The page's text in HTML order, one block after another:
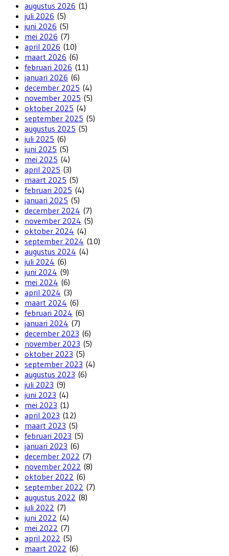
augustus 2026 (1)
juli 2026 (5)
juni 2026 (5)
mei 2026 (7)
april 2026 (10)
maart 2026 (6)
februari 2026 (11)
januari 2026 (6)
december 2025 (4)
november 2025 (5)
oktober 2025 (4)
september 2025 (5)
augustus 2025 (5)
juli 2025 (6)
juni 2025 (5)
mei 2025 (4)
april 2025 (3)
maart 2025 (5)
februari 2025 (4)
januari 2025 (5)
december 2024 (7)
november 2024 (5)
oktober 2024 (4)
september 2024 (10)
augustus 2024 (4)
juli 2024 (6)
juni 2024 (9)
mei 2024 (6)
april 2024 (3)
maart 2024 (6)
februari 2024 (6)
januari 2024 (7)
december 2023 (6)
november 2023 (5)
oktober 2023 (5)
september 2023 (4)
augustus 2023 (6)
juli 2023 (9)
juni 2023 (4)
mei 2023 (1)
april 2023 (12)
maart 2023 (5)
februari 2023 (5)
januari 2023 (6)
december 2022 (7)
november 2022 (8)
oktober 2022 (6)
september 2022 (7)
augustus 2022 (8)
juli 2022 (7)
juni 2022 (4)
mei 2022 (7)
april 2022 (5)
maart 2022 (6)